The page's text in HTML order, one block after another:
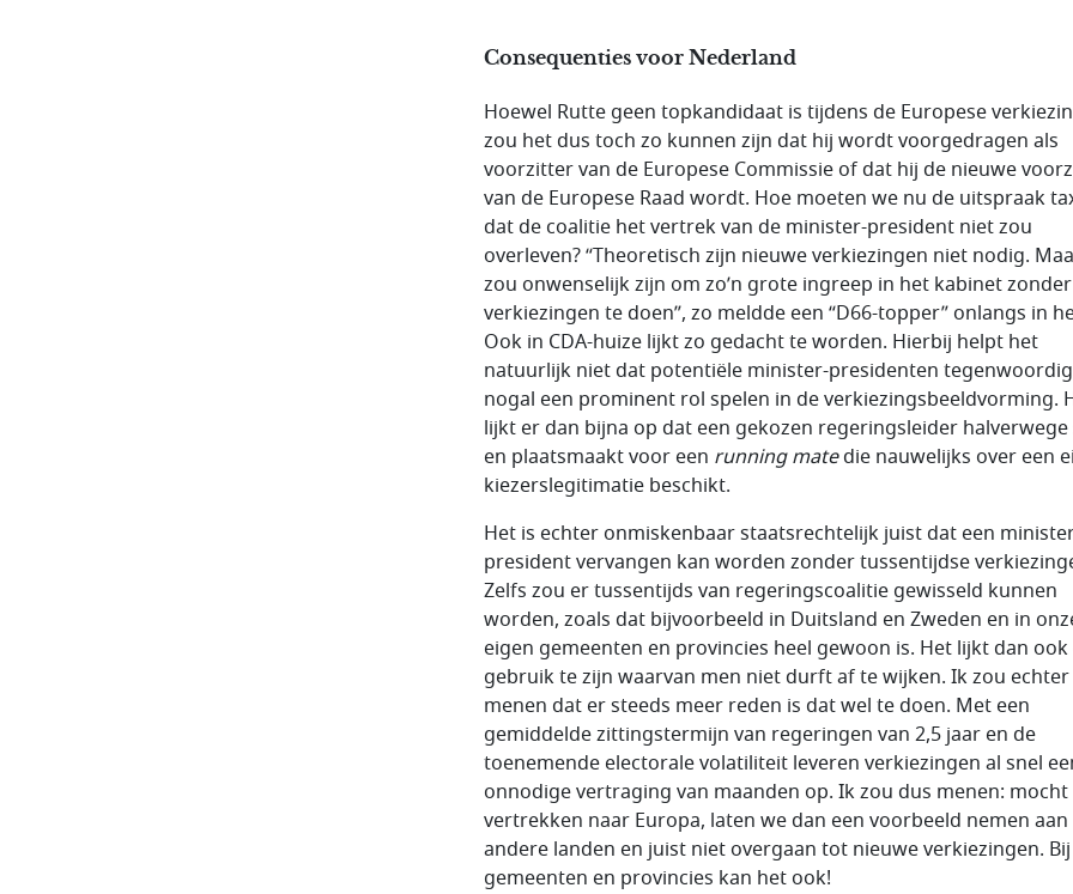
Consequenties voor Nederland
Hoewel Rutte geen topkandidaat is tijdens de Europese
zou het dus toch zo kunnen zijn dat hij wordt voorgedragen als
voorzitter van de Europese Commissie of dat hij de nieuwe
van de Europese Raad wordt. Hoe moeten we nu de uitspraak
dat de coalitie het vertrek van de minister-president niet zou
overleven? “Theoretisch zijn nieuwe verkiezingen niet nodig.
zou onwenselijk zijn om zo’n grote ingreep in het kabinet zonder
verkiezingen te doen”, zo meldde een “D66-topper” onlangs in
Ook in CDA-huize lijkt zo gedacht te worden. Hierbij helpt het
natuurlijk niet dat potentiële minister-presidenten tegenwoordig
nogal een prominent rol spelen in de verkiezingsbeeldvorming.
lijkt er dan bijna op dat een gekozen regeringsleider
en plaatsmaakt voor een running matedie nauwelijks over een
kiezerslegitimatie beschikt.
Het is echter onmiskenbaar staatsrechtelijk juist dat een
president vervangen kan worden zonder tussentijdse
Zelfs zou er tussentijds van regeringscoalitie gewisseld kunnen
worden, zoals dat bijvoorbeeld in Duitsland en Zweden en in
eigen gemeenten en provincies heel gewoon is. Het lijkt dan ook
gebruik te zijn waarvan men niet durft af te wijken. Ik zou echter
menen dat er steeds meer reden is dat wel te doen. Met een
gemiddelde zittingstermijn van regeringen van 2,5 jaar en de
toenemende electorale volatiliteit leveren verkiezingen al snel
onnodige vertraging van maanden op. Ik zou dus menen:
vertrekken naar Europa, laten we dan een voorbeeld nemen aan
andere landen en juist niet overgaan tot nieuwe verkiezingen.
gemeenten en provincies kan het ook!